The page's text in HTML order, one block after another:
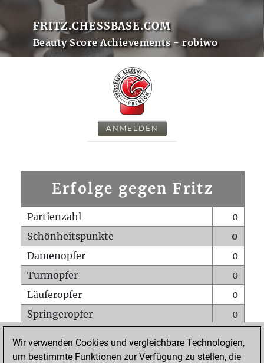
FRITZ.CHESSBASE.COM
Beauty Score Achievements - robiwo
ANMELDEN
Erfolge gegen Fritz
Partienzahl
0
Schönheitspunkte
0
Damenopfer
0
Turmopfer
0
Läuferopfer
0
Springeropfer
0
Matt auf vollem Brett
0
Wir verwenden Cookies und vergleichbare Technologien,
um bestimmte Funktionen zur Verfügung zu stellen, die